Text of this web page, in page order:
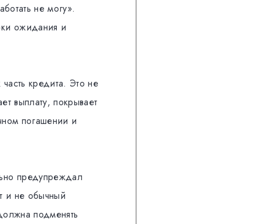
не могу».
ожидания и
кредита. Это не
выплату, покрывает
погашении и
предупреждал
и не обычный
подменять